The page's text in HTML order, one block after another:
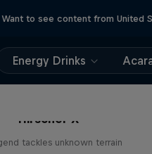
Want to see content from United
Energy Drinks
Hirscher X
tackles unknown terrain